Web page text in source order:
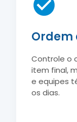
Ordem
Controle o
item final,
e equipes
os dias.